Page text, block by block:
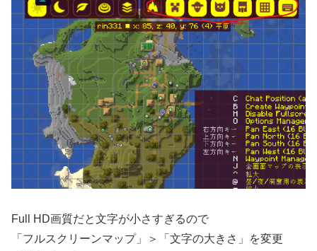
Full HD画質だと文字が小さすぎるので
「フルスクリーンマップ」＞「文字の大きさ」を変更